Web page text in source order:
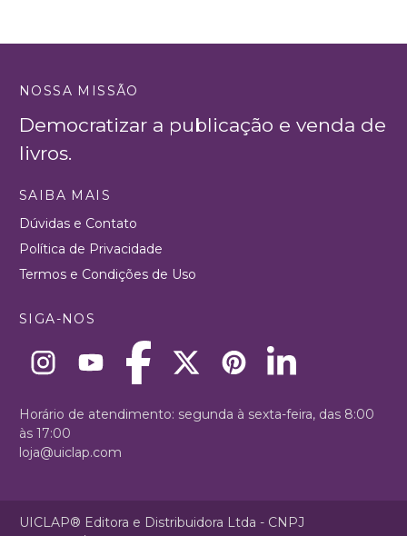
NOSSA MISSÃO
Democratizar a publicação e venda de
livros.
SAIBA MAIS
Dúvidas e Contato
Política de Privacidade
Termos e Condições de Uso
SIGA-NOS
Horário de atendimento: segunda à sexta-feira, das 8:00
às 17:00
loja@uiclap.com
UICLAP® Editora e Distribuidora Ltda - CNPJ